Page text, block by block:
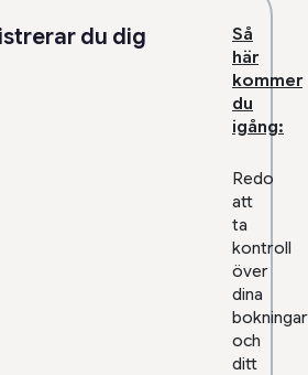
du dig
Så
här
kommer
du
igång:
Redo
att
ta
kontroll
över
dina
bokningar
och
ditt